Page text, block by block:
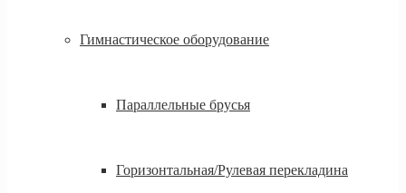
Гимнастическое оборудование
Параллельные брусья
Горизонтальная/Рулевая перекладина